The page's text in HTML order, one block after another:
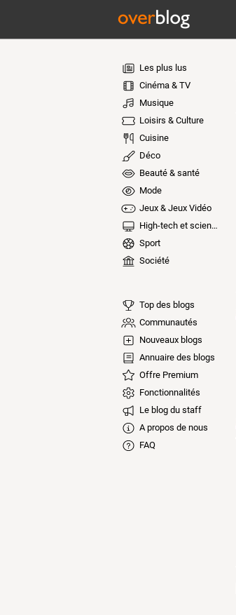
Les plus lus
Cinéma & TV
Musique
Loisirs & Culture
Cuisine
Déco
Beauté & santé
Mode
Jeux & Jeux Vidéo
High-tech et sciences
Sport
Société
Top des blogs
Communautés
Nouveaux blogs
Annuaire des blogs
Offre Premium
Fonctionnalités
Le blog du staff
A propos de nous
FAQ